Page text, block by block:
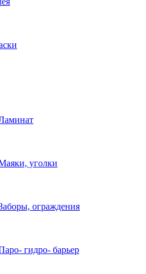
уголки
ограждения
гидро- барьер